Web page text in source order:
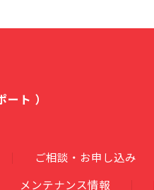
ート ）
ご相談・お申し込み
メンテナンス情報